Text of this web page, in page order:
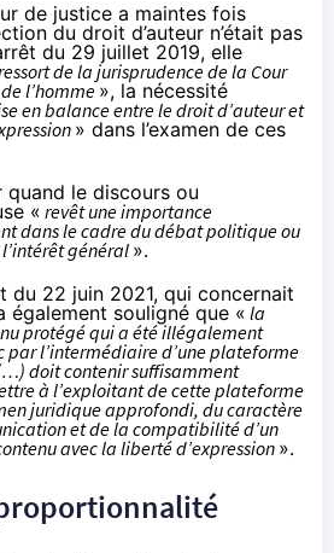
de justice a maintes fois
du droit d’auteur n’était pas
du 29 juillet 2019, elle
de la jurisprudence de la Cour
l’homme », la nécessité
en balance entre le droit d’auteur et
» dans l’examen de ces
le discours ou
« revêt une importance
dans le cadre du débat politique ou
général ».
du 22 juin 2021, qui concernait
également souligné que « la
protégé qui a été illégalement
l’intermédiaire d’une plateforme
doit contenir suffisamment
à l’exploitant de cette plateforme
juridique approfondi, du caractère
et de la compatibilité d’un
avec la liberté d’expression ».